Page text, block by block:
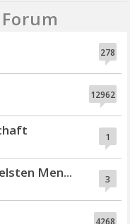
278
12962
1
3
Men...
4268